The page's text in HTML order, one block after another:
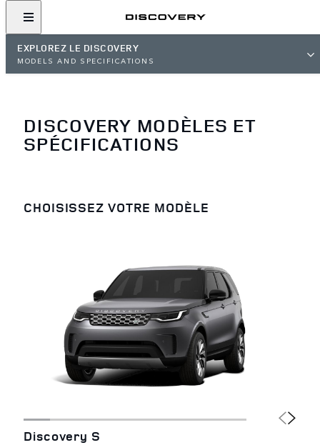
EXPLOREZ LE DISCOVERY
MODELS AND SPECIFICATIONS
DISCOVERY MODÈLES ET
SPÉCIFICATIONS
CHOISISSEZ VOTRE MODÈLE
Discovery S